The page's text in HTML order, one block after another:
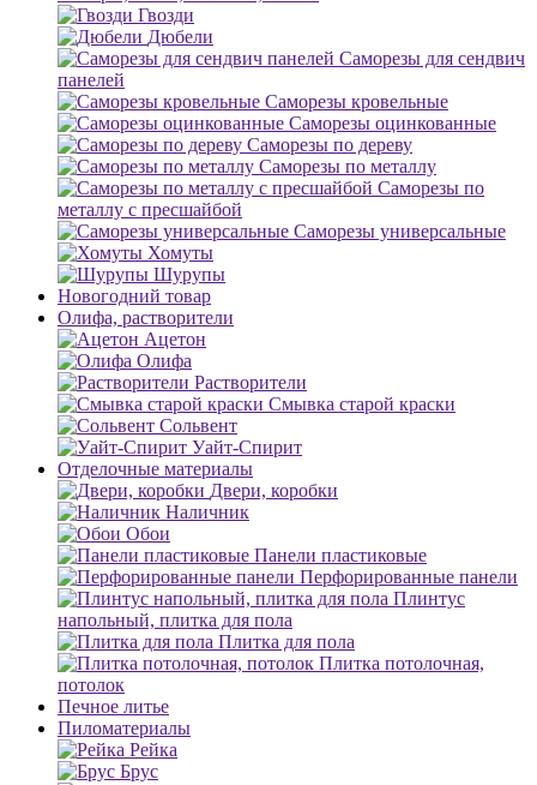
Гвозди
Дюбели
Саморезы для сендвич
панелей
Саморезы кровельные
Саморезы оцинкованные
Саморезы по дереву
Саморезы по металлу
Саморезы по
металлу с пресшайбой
Саморезы универсальные
Хомуты
Шурупы
Новогодний товар
Олифа, растворители
Ацетон
Олифа
Растворители
Смывка старой краски
Сольвент
Уайт-Спирит
Отделочные материалы
Двери, коробки
Наличник
Обои
Панели пластиковые
Перфорированные панели
Плинтус
напольный, плитка для пола
Плитка для пола
Плитка потолочная,
потолок
Печное литье
Пиломатериалы
Рейка
Брус